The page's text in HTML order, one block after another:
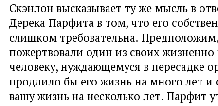
Скэнлон высказывает ту же мысль в
Дерека Парфита в том, что его
слишком требовательна.
пожертвовали один из своих
человеку, нуждающемуся в пересадке
продлило бы его жизнь на много лет и
вашу жизнь на несколько лет. Парфит